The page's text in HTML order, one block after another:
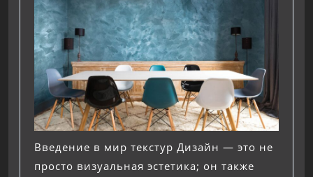
Введение в мир текстур Дизайн — это не
просто визуальная эстетика; он также